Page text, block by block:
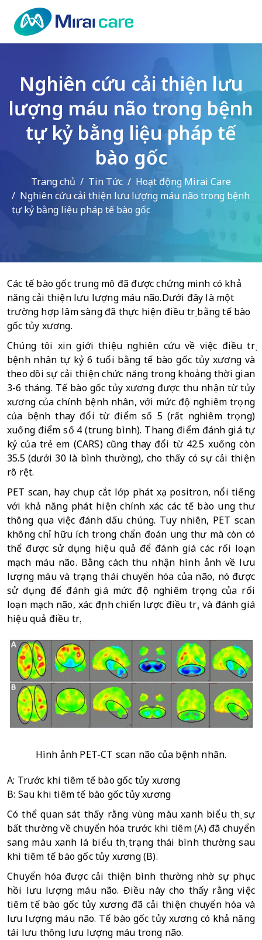
Nghiên cứu cải thiện lưu
lượng máu não trong bệnh
tự kỷ bằng liệu pháp tế
bào gốc
Trang chủ Tin Tức
Hoạt động Mirai Care
Nghiên cứu cải thiện lưu lượng máu não trong bệnh
tự kỷ bằng liệu pháp tế bào gốc
Các tế bào gốc trung mô đã được chứng minh có khả
năng cải thiện lưu lượng máu não.Dưới đây là một
trường hợp lâm sàng đã thực hiện điều trị bằng tế bào
gốc tủy xương.
Chúng tôi xin giới thiệu nghiên cứu về việc điều trị
bệnh nhân tự kỷ 6 tuổi bằng tế bào gốc tủy xương và
theo dõi sự cải thiện chức năng trong khoảng thời gian
3-6 tháng. Tế bào gốc tủy xương được thu nhận từ tủy
xương của chính bệnh nhân, với mức độ nghiêm trọng
của bệnh thay đổi từ điểm số 5 (rất nghiêm trọng)
xuống điểm số 4 (trung bình). Thang điểm đánh giá tự
kỷ của trẻ em (CARS) cũng thay đổi từ 42.5 xuống còn
35.5 (dưới 30 là bình thường), cho thấy có sự cải thiện
rõ rệt.
PET scan, hay chụp cắt lớp phát xạ positron, nổi tiếng
với khả năng phát hiện chính xác các tế bào ung thư
thông qua việc đánh dấu chúng. Tuy nhiên, PET scan
không chỉ hữu ích trong chẩn đoán ung thư mà còn có
thể được sử dụng hiệu quả để đánh giá các rối loạn
mạch máu não. Bằng cách thu nhận hình ảnh về lưu
lượng máu và trạng thái chuyển hóa của não, nó được
sử dụng để đánh giá mức độ nghiêm trọng của rối
loạn mạch não, xác định chiến lược điều trị, và đánh giá
hiệu quả điều trị.
Hình ảnh PET-CT scan não của bệnh nhân.
A: Trước khi tiêm tế bào gốc tủy xương
B: Sau khi tiêm tế bào gốc tủy xương
Có thể quan sát thấy rằng vùng màu xanh biểu thị sự
bất thường về chuyển hóa trước khi tiêm (A) đã chuyển
sang màu xanh lá biểu thị trạng thái bình thường sau
khi tiêm tế bào gốc tủy xương (B).
Chuyển hóa được cải thiện bình thường nhờ sự phục
hồi lưu lượng máu não. Điều này cho thấy rằng việc
tiêm tế bào gốc tủy xương đã cải thiện chuyển hóa và
lưu lượng máu não. Tế bào gốc tủy xương có khả năng
tái lưu thông lưu lượng máu trong não.